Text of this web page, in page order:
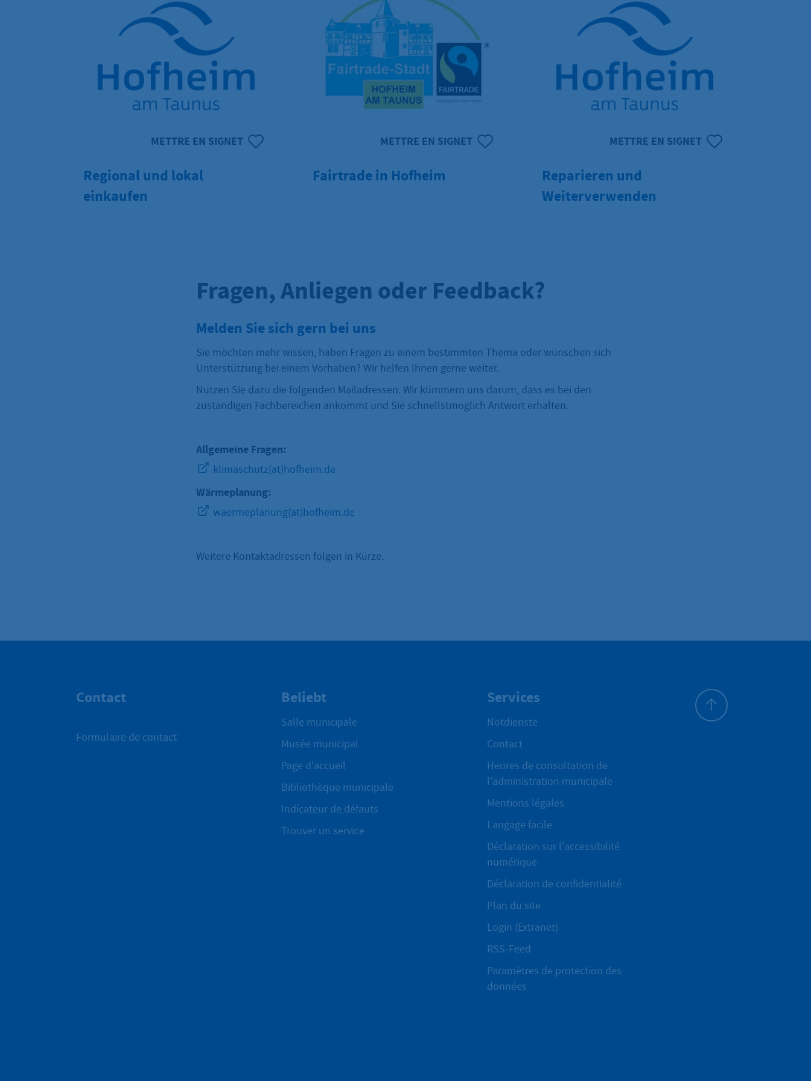
METTRE EN SIGNET
Regional und lokal
einkaufen
METTRE EN SIGNET
Fairtrade in Hofheim
METTRE EN SIGNET
Reparieren und
Weiterverwenden
Fragen, Anliegen oder Feedback?
Melden Sie sich gern bei uns
Sie möchten mehr wissen, haben Fragen zu einem bestimmten Thema oder wünschen sich
Unterstützung bei einem Vorhaben? Wir helfen Ihnen gerne weiter.
Nutzen Sie dazu die folgenden Mailadressen. Wir kümmern uns darum, dass es bei den
zuständigen Fachbereichen ankommt und Sie schnellstmöglich Antwort erhalten.
Allgemeine Fragen:
klimaschutz(at)hofheim.de
Wärmeplanung:
waermeplanung(at)hofheim.de
Weitere Kontaktadressen folgen in Kürze.
Contact
Formulaire de contact
Beliebt
Salle municipale
Musée municipal
Page d'accueil
Bibliothèque municipale
Indicateur de défauts
Trouver un service
Services
Notdienste
Contact
Heures de consultation de
l'administration municipale
Mentions légales
Langage facile
Déclaration sur l'accessibilité
numérique
Déclaration de confidentialité
Plan du site
Login (Extranet)
RSS-Feed
Paramètres de protection des
données